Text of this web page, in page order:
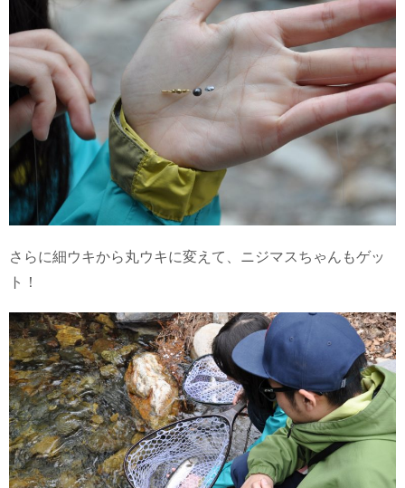
さらに細ウキから丸ウキに変えて、ニジマスちゃんもゲッ
ト！